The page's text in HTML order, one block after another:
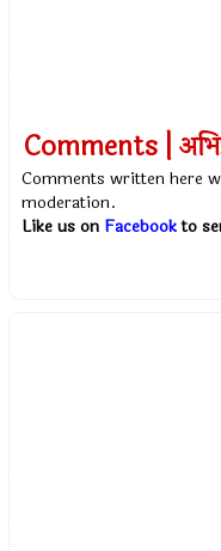
Comments |
Comments written here
moderation.
Like us on Facebookto